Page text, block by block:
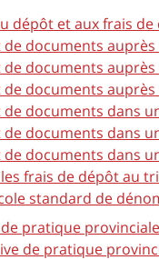
dépôt et aux frais
de documents
de documents
de documents
de documents dans
de documents dans
de documents dans
frais de dépôt au
standard de
pratique
de pratique